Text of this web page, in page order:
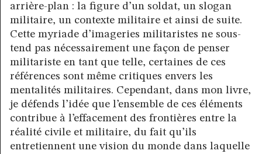
arrière-plan : la figure d’un soldat, un slogan
militaire, un contexte militaire et ainsi de suite.
Cette myriade d’imageries militaristes ne sous-
tend pas nécessairement une façon de penser
militariste en tant que telle, certaines de ces
références sont même critiques envers les
mentalités militaires. Cependant, dans mon livre,
je défends l’idée que l’ensemble de ces éléments
contribue à l’effacement des frontières entre la
réalité civile et militaire, du fait qu’ils
entretiennent une vision du monde dans laquelle